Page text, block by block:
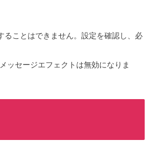
ることはできません。設定を確認し、必
ッセージエフェクトは無効になりま